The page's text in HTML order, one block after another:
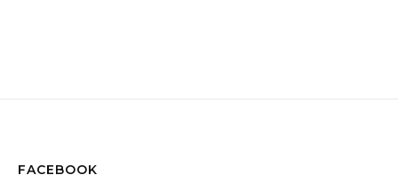
FACEBOOK